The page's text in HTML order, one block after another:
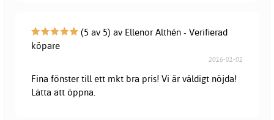
(5 av 5) av Ellenor Althén - Verifierad
köpare
2016-01-01
Fina fönster till ett mkt bra pris! Vi är väldigt nöjda!
Lätta att öppna.